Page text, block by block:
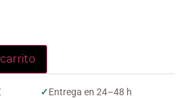
✓Entrega en 24–48 h